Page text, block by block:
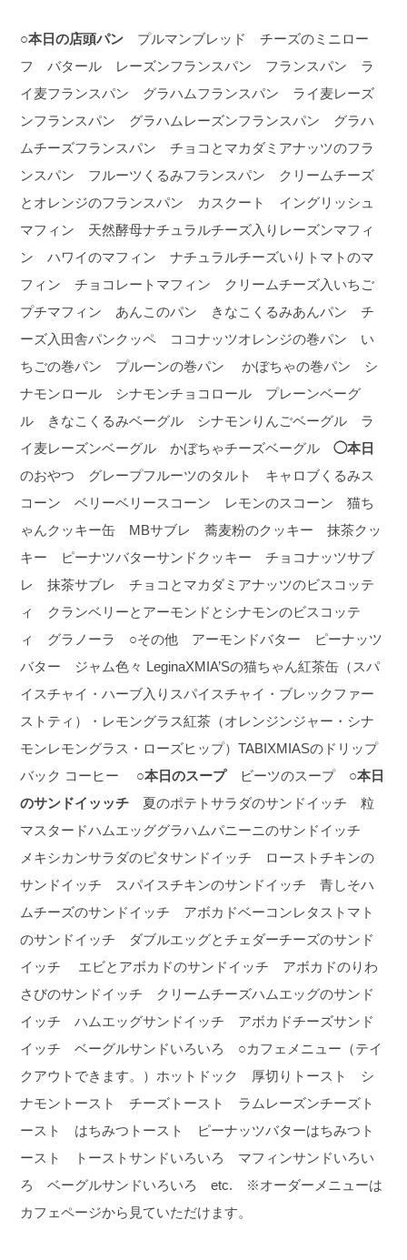
○本日の店頭パン プルマンブレッド チーズのミニロー
フ バタール レーズンフランスパン フランスパン ラ
イ麦フランスパン グラハムフランスパン ライ麦レーズ
ンフランスパン グラハムレーズンフランスパン グラハ
ムチーズフランスパン チョコとマカダミアナッツのフラ
ンスパン フルーツくるみフランスパン クリームチーズ
とオレンジのフランスパン カスクート イングリッシュ
マフィン 天然酵母ナチュラルチーズ入りレーズンマフィ
ン ハワイのマフィン ナチュラルチーズいりトマトのマ
フィン チョコレートマフィン クリームチーズ入いちご
プチマフィン あんこのパン きなこくるみあんパン チ
ーズ入田舎パンクッペ ココナッツオレンジの巻パン い
ちごの巻パン プルーンの巻パン かぼちゃの巻パン シ
ナモンロール シナモンチョコロール プレーンベーグ
ル きなこくるみベーグル シナモンりんごベーグル ラ
イ麦レーズンベーグル かぼちゃチーズベーグル◯本日
のおやつ グレープフルーツのタルト キャロブくるみス
コーン ベリーベリースコーン レモンのスコーン 猫ち
ゃんクッキー缶 MBサブレ 蕎麦粉のクッキー 抹茶クッ
キー ピーナツバターサンドクッキー チョコナッツサブ
レ 抹茶サブレ チョコとマカダミアナッツのビスコッテ
ィ クランベリーとアーモンドとシナモンのビスコッテ
ィ グラノーラ ○その他 アーモンドバター ピーナッツ
バター ジャム色々 LeginaXMIA’Sの猫ちゃん紅茶缶（スパ
イスチャイ・ハーブ入りスパイスチャイ・ブレックファー
ストティ）・レモングラス紅茶（オレンジンジャー・シナ
モンレモングラス・ローズヒップ）TABIXMIASのドリップ
バック コーヒー ○本日のスープビーツのスープ ○本日
のサンドイッッチ 夏のポテトサラダのサンドイッチ 粒
マスタードハムエッググラハムパニーニのサンドイッチ
メキシカンサラダのピタサンドイッチ ローストチキンの
サンドイッチ スパイスチキンのサンドイッチ 青しそハ
ムチーズのサンドイッチ アボカドベーコンレタストマト
のサンドイッチ ダブルエッグとチェダーチーズのサンド
イッチ エビとアボカドのサンドイッチ アボカドのりわ
さびのサンドイッチ クリームチーズハムエッグのサンド
イッチ ハムエッグサンドイッチ アボカドチーズサンド
イッチ ベーグルサンドいろいろ ○カフェメニュー（テイ
クアウトできます。）ホットドック 厚切りトースト シ
ナモントースト チーズトースト ラムレーズンチーズト
ースト はちみつトースト ピーナッツバターはちみつト
ースト トーストサンドいろいろ マフィンサンドいろい
ろ ベーグルサンドいろいろ etc. ※オーダーメニューは
カフェページから見ていただけます。